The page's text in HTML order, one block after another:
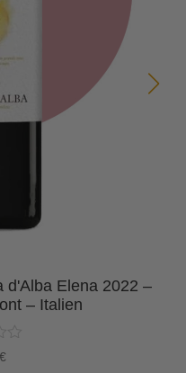
d'Alba Elena 2022 –
– Italien
€